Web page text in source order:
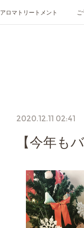
アロマトリートメント
2020.12.11 02:41
【今年も